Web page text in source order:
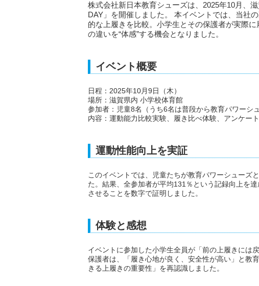
株式会社新日本教育シューズは、2025年10月、
DAY」を開催しました。 本イベントでは、当社
的な上履きを比較。小学生とその保護者が実際
の違いを“体感”する機会となりました。
イベント概要
日程：2025年10月9日（木）
場所：滋賀県内 小学校体育館
参加者：児童8名（うち6名は普段から教育パワーシ
内容：運動能力比較実験、履き比べ体験、アンケー
運動性能向上を実証
このイベントでは、児童たちが教育パワーシューズ
た。結果、全参加者が平均131％という記録向上を
させることを数字で証明しました。
体験と感想
イベントに参加した小学生全員が「前の上履きには
保護者は、「履き心地が良く、安全性が高い」と教
きる上履きの重要性」を再認識しました。